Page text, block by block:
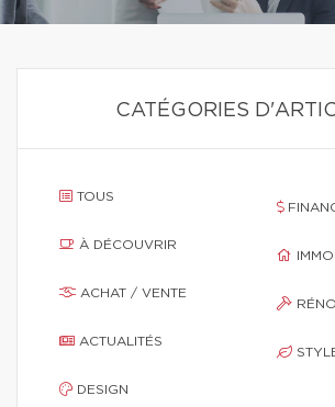
CATÉGORIES
TOUS
À DÉCOUVRIR
ACHAT / VENTE
ACTUALITÉS
DESIGN